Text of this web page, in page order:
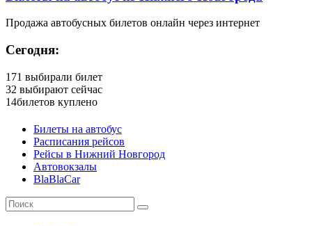
Продажа автобусных билетов онлайн через интернет
Сегодня:
171 выбирали билет
32 выбирают сейчас
14билетов куплено
Билеты на автобус
Расписания рейсов
Рейсы в Нижний Новгород
Автовокзалы
BlaBlaCar